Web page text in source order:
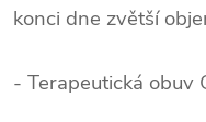
konci dne zvětší
- Terapeutická obuv